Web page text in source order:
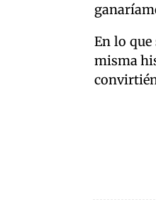
En lo que
misma